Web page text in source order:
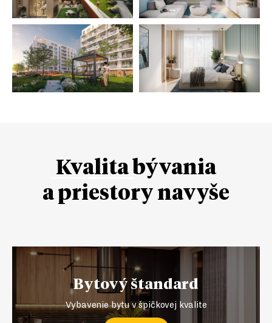
Kvalitabývania
a priestory navyše
Bytový štandard
Vybavenie bytu v špičkovej kvalite